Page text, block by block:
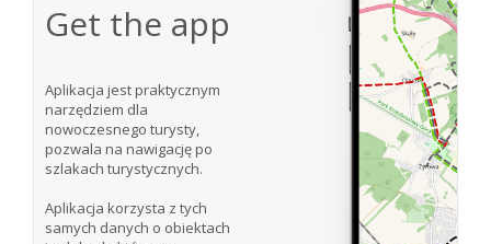
Get the app
Aplikacja jest praktycznym
narzędziem dla
nowoczesnego turysty,
pozwala na nawigację po
szlakach turystycznych.
Aplikacja korzysta z tych
samych danych o obiektach